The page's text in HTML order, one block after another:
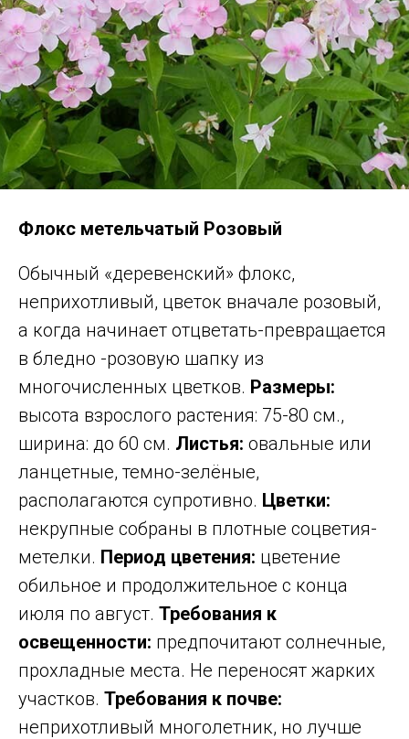
Флокс метельчатый Розовый
Обычный «деревенский» флокс,
неприхотливый, цветок вначале розовый,
а когда начинает отцветать-превращается
в бледно -розовую шапку из
многочисленных цветков. Размеры:
высота взрослого растения: 75-80 см.,
ширина: до 60 см. Листья: овальные или
ланцетные, темно-зелёные,
располагаются супротивно. Цветки:
некрупные собраны в плотные соцветия-
метелки. Период цветения: цветение
обильное и продолжительное с конца
июля по август. Требования к
освещенности: предпочитают солнечные,
прохладные места. Не переносят жарких
участков. Требования к почве:
неприхотливый многолетник, но лучше